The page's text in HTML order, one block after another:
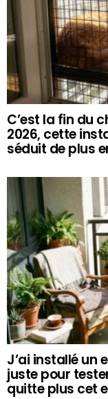
C’est la fin du
2026, cette
séduit de plus
J’ai installé un
juste pour
quitte plus cet